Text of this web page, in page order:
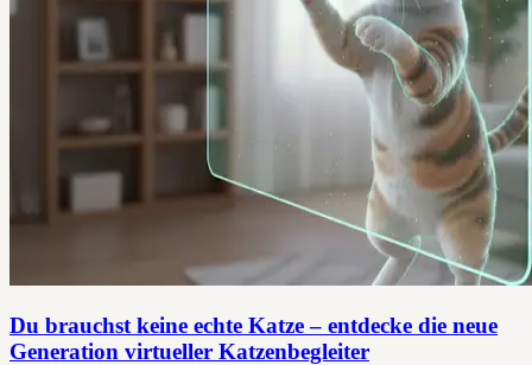
Du brauchst keine echte Katze – entdecke die neue
Generation virtueller Katzenbegleiter